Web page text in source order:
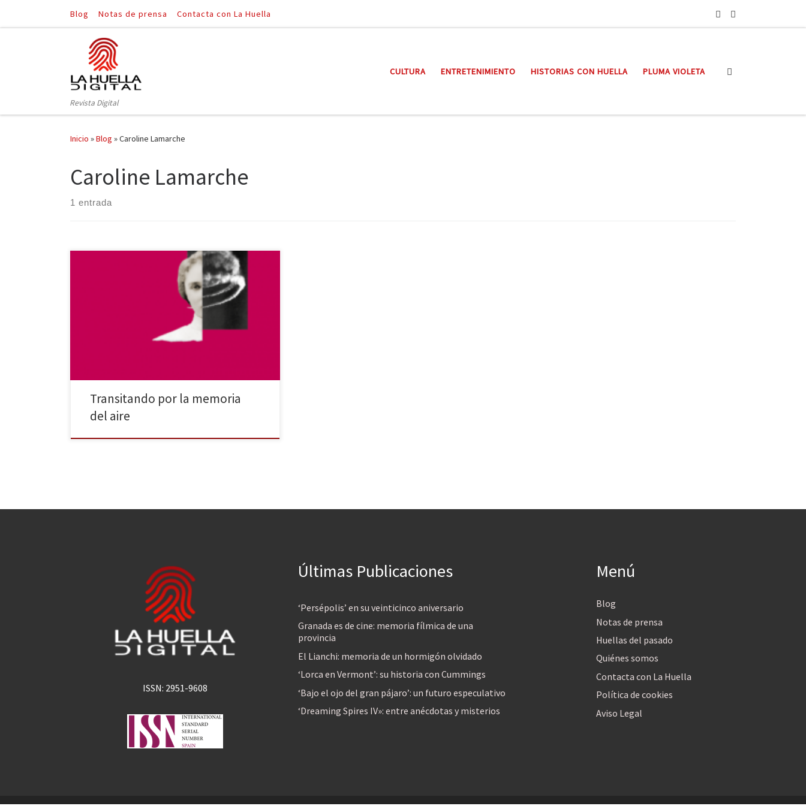
Saltar al contenido
Blog Notas de prensa Contacta con La Huella
Revista Digital
CULTURA ENTRETENIMIENTO HISTORIAS CON HUELLA PLUMA VIOLETA
Inicio »Blog »Caroline Lamarche
Caroline Lamarche
1 entrada
Casi no ha empezado 2019 y ya tengo un libro al que
le pongo la etiqueta de «lectura necesaria para la
existencia». Que me diréis que soy una exagerada, lo
sé, pero es que cuando andaba yo terminando de
leer La memoria del aire con unos escalofríos
recorriéndome la columna vertebral me […]
Transitando por la memoria
del aire
ISSN: 2951-9608
Últimas Publicaciones
‘Persépolis’ en su veinticinco aniversario
Granada es de cine: memoria fílmica de una
provincia
El Lianchi: memoria de un hormigón olvidado
‘Lorca en Vermont’: su historia con Cummings
‘Bajo el ojo del gran pájaro’: un futuro especulativo
‘Dreaming Spires IV»: entre anécdotas y misterios
Menú
Blog
Notas de prensa
Huellas del pasado
Quiénes somos
Contacta con La Huella
Política de cookies
Aviso Legal